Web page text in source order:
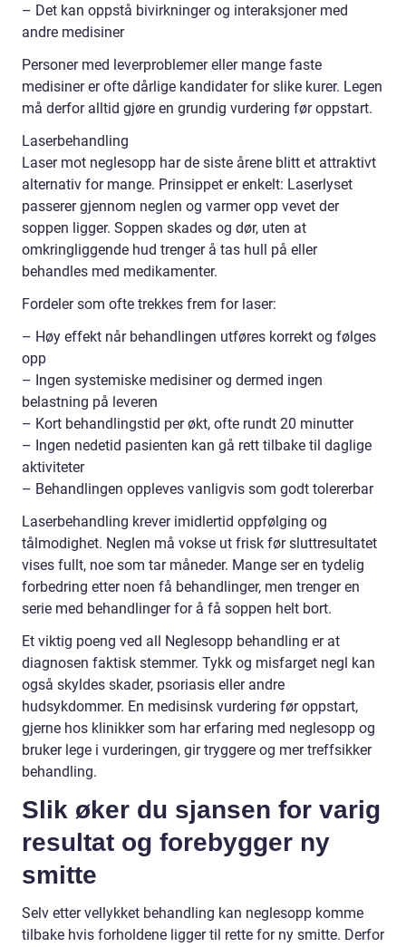
– Det kan oppstå bivirkninger og interaksjoner med
andre medisiner
Personer med leverproblemer eller mange faste
medisiner er ofte dårlige kandidater for slike kurer. Legen
må derfor alltid gjøre en grundig vurdering før oppstart.
Laserbehandling
Laser mot neglesopp har de siste årene blitt et attraktivt
alternativ for mange. Prinsippet er enkelt: Laserlyset
passerer gjennom neglen og varmer opp vevet der
soppen ligger. Soppen skades og dør, uten at
omkringliggende hud trenger å tas hull på eller
behandles med medikamenter.
Fordeler som ofte trekkes frem for laser:
– Høy effekt når behandlingen utføres korrekt og følges
opp
– Ingen systemiske medisiner og dermed ingen
belastning på leveren
– Kort behandlingstid per økt, ofte rundt 20 minutter
– Ingen nedetid pasienten kan gå rett tilbake til daglige
aktiviteter
– Behandlingen oppleves vanligvis som godt tolererbar
Laserbehandling krever imidlertid oppfølging og
tålmodighet. Neglen må vokse ut frisk før sluttresultatet
vises fullt, noe som tar måneder. Mange ser en tydelig
forbedring etter noen få behandlinger, men trenger en
serie med behandlinger for å få soppen helt bort.
Et viktig poeng ved all Neglesopp behandling er at
diagnosen faktisk stemmer. Tykk og misfarget negl kan
også skyldes skader, psoriasis eller andre
hudsykdommer. En medisinsk vurdering før oppstart,
gjerne hos klinikker som har erfaring med neglesopp og
bruker lege i vurderingen, gir tryggere og mer treffsikker
behandling.
Slik øker du sjansen for varig
resultat og forebygger ny
smitte
Selv etter vellykket behandling kan neglesopp komme
tilbake hvis forholdene ligger til rette for ny smitte. Derfor